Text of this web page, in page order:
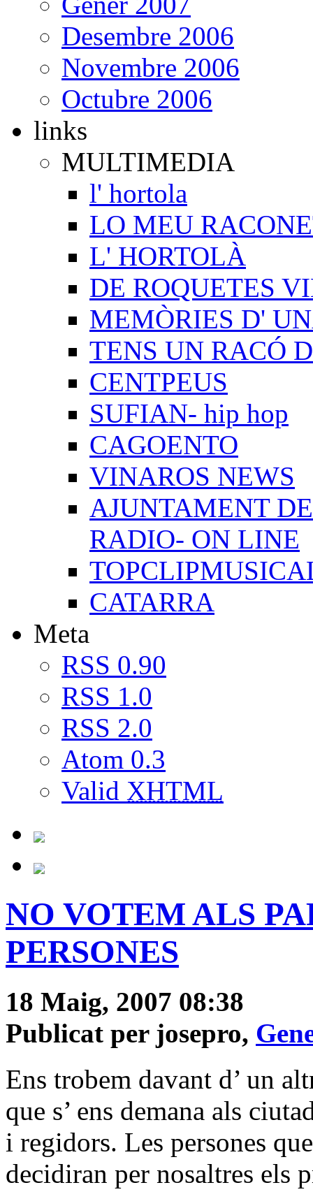
Desembre 2006
Novembre 2006
Octubre 2006
links
MULTIMEDIA
l' hortola
LO MEU
L' HORTOLÀ
DE ROQUETES
MEMÒRIES D'
TENS UN RACÓ
CENTPEUS
SUFIAN- hip hop
CAGOENTO
VINAROS NEWS
AJUNTAMENT
RADIO- ON LINE
CATARRA
Meta
RSS 0.90
RSS 1.0
RSS 2.0
Atom 0.3
Valid XHTML
NO VOTEM ALS
PERSONES
18 Maig, 2007 08:38
Publicat per josepro,
Ens trobem davant d’ un
que s’ ens demana als
i regidors. Les persones
decidiran per nosaltres els